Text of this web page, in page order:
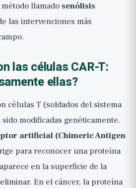
llamado senólisis
las intervenciones más
las células CAR-T:
ellas?
células T (soldados del sistema
modificadas genéticamente.
artificial (Chimeric Antigen
para reconocer una proteína
en la superficie de la
En el cáncer, la proteína